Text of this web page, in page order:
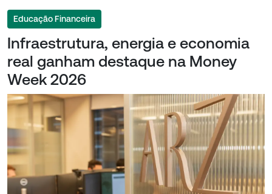
Educação Financeira
Infraestrutura, energia e economia
real ganham destaque na Money
Week 2026